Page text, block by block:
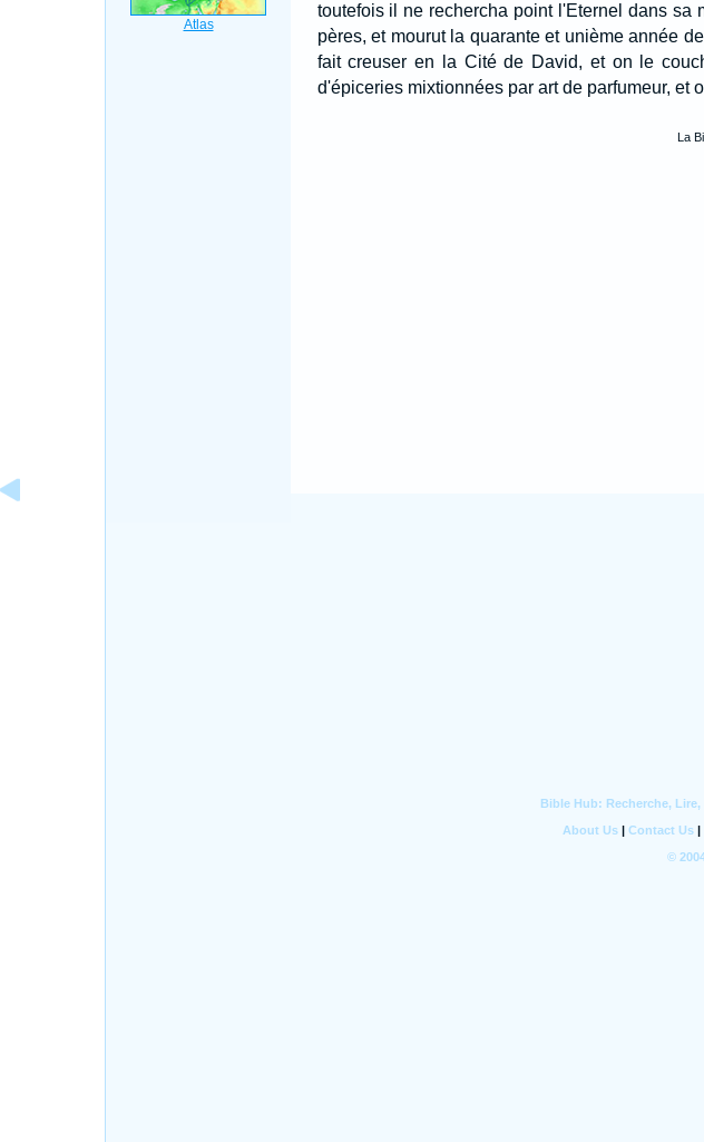
toutefois il ne rechercha point l'Eternel dans sa
pères, et mourut la quarante et unième année
fait creuser en la Cité de David, et on le
d'épiceries mixtionnées par art de parfumeur, et
La